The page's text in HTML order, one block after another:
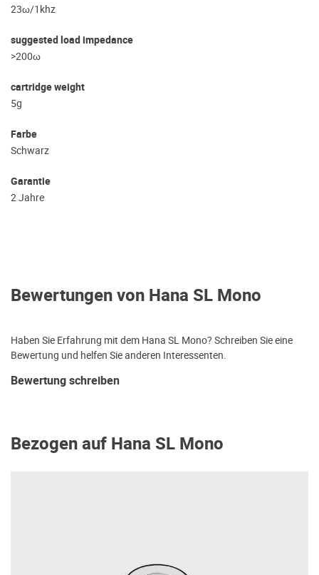
23ω/1khz
suggested load impedance
>200ω
cartridge weight
5g
Farbe
Schwarz
Garantie
2 Jahre
Bewertungen von Hana SL Mono
Haben Sie Erfahrung mit dem Hana SL Mono? Schreiben Sie eine
Bewertung und helfen Sie anderen Interessenten.
Bewertung schreiben
Bezogen auf Hana SL Mono